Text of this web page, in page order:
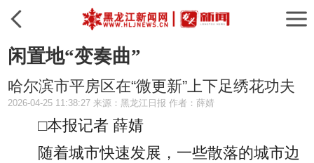
闲置地“变奏曲”
哈尔滨市平房区在“微更新”上下足绣花功夫
2026-04-25 11:38:27 来源：黑龙江日报 作者：薛婧
□本报记者 薛婧
随着城市快速发展，一些散落的城市边